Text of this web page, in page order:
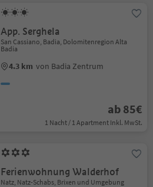
App. Serghela
San Cassiano, Badia, Dolomitenregion Alta
Badia
4.3 km von Badia Zentrum
ab 85€
1 Nacht / 1 Apartment Inkl. MwSt.
Ferienwohnung Walderhof
Natz, Natz-Schabs, Brixen und Umgebung